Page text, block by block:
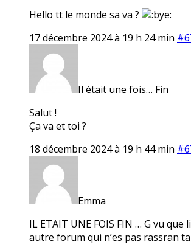
Hello tt le monde sa va ?
17 décembre 2024 à 19 h 24 min
Il était une fois… Fin
Salut !
Ça va et toi ?
18 décembre 2024 à 19 h 44 min
Emma
IL ETAIT UNE FOIS FIN … G vu que
autre forum qui n’es pas rassran